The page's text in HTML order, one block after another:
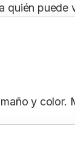
quién puede
y color.